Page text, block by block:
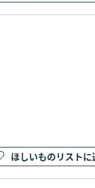
ほしいものリストに